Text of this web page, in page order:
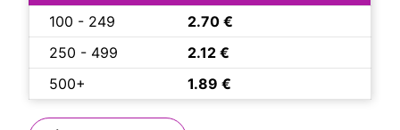
100 - 249
2.70 €
250 - 499
2.12 €
500+
1.89 €